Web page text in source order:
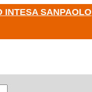
INTESA SANPAOLO